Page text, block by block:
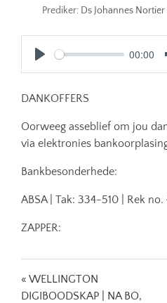
Prediker: Ds Johannes Nortier
Play
00:00
DANKOFFERS
Oorweeg asseblief om jou
via elektronies
Bankbesonderhede:
ABSA | Tak: 334-510 | Rek
ZAPPER:
« WELLINGTON
DIGIBOODSKAP | NA BO,